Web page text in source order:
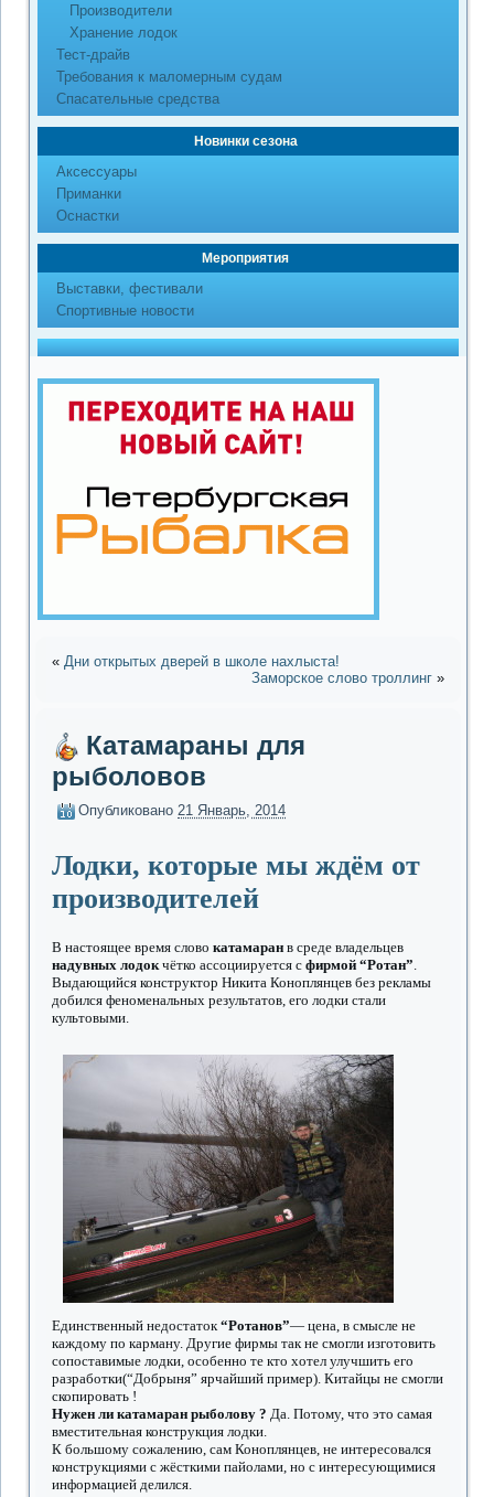
Производители
Хранение лодок
Тест-драйв
Требования к маломерным судам
Спасательные средства
Новинки сезона
Аксессуары
Приманки
Оснастки
Мероприятия
Выставки, фестивали
Спортивные новости
« Дни открытых дверей в школе нахлыста!
Заморское слово троллинг»
Катамараны для
рыболовов
Опубликовано 21 Январь, 2014
Лодки, которые мы ждём от
производителей
В настоящее время словокатамаран в среде владельцев
надувных лодокчётко ассоциируется сфирмой “Ротан”.
Выдающийся конструктор Никита Коноплянцев без рекламы
добился феноменальных результатов, его лодки стали
культовыми.
Единственный недостаток“Ротанов”— цена, в смысле не
каждому по карману. Другие фирмы так не смогли изготовить
сопоставимые лодки, особенно те кто хотел улучшить его
разработки(“Добрыня” ярчайший пример). Китайцы не смогли
скопировать !
Нужен ли катамаран рыболову ? Да. Потому, что это самая
вместительная конструкция лодки.
К большому сожалению, сам Коноплянцев, не интересовался
конструкциями с жёсткими пайолами, но с интересующимися
информацией делился.